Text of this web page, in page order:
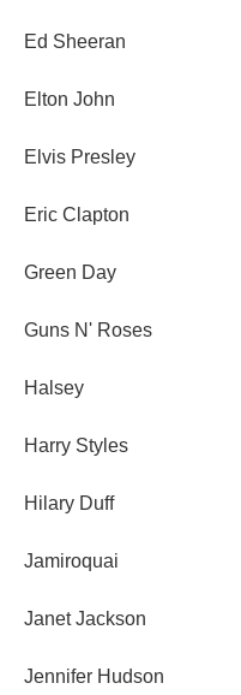
Ed Sheeran
Elton John
Elvis Presley
Eric Clapton
Green Day
Guns N' Roses
Halsey
Harry Styles
Hilary Duff
Jamiroquai
Janet Jackson
Jennifer Hudson